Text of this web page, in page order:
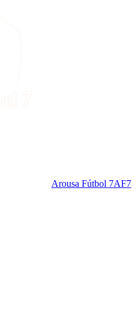
Arousa Fútbol 7AF7